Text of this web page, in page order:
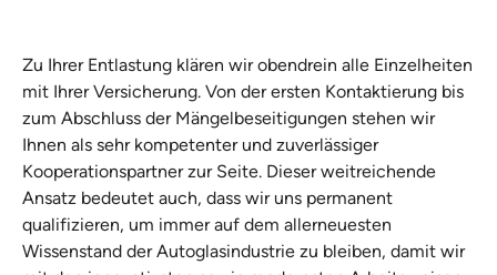
Zu Ihrer Entlastung klären wir obendrein alle Einzelheiten
mit Ihrer Versicherung. Von der ersten Kontaktierung bis
zum Abschluss der Mängelbeseitigungen stehen wir
Ihnen als sehr kompetenter und zuverlässiger
Kooperationspartner zur Seite. Dieser weitreichende
Ansatz bedeutet auch, dass wir uns permanent
qualifizieren, um immer auf dem allerneuesten
Wissenstand der Autoglasindustrie zu bleiben, damit wir